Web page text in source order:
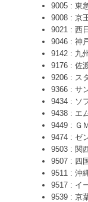
9005 : 東
9008 : 京
9021 : 西
9046 : 神
9142 : 九
9176 : 佐
9206 : ス
9366 : サ
9434 : ソ
9438 : エ
9449 : Ｇ
9474 : ゼ
9503 : 関
9507 : 四
9511 : 沖
9517 : イ
9539 : 京